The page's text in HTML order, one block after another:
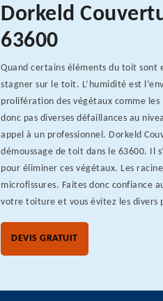
Dorkeld
63600
Quand certains éléments du toit sont
stagner sur le toit. L’humidité est
prolifération des végétaux comme les
donc pas diverses défaillances au
appel à un professionnel. Dorkeld
démoussage de toit dans le 63600. Il
pour éliminer ces végétaux. Les
microfissures. Faites donc confiance
votre toiture et vous évitez les divers
DEVIS GRATUIT